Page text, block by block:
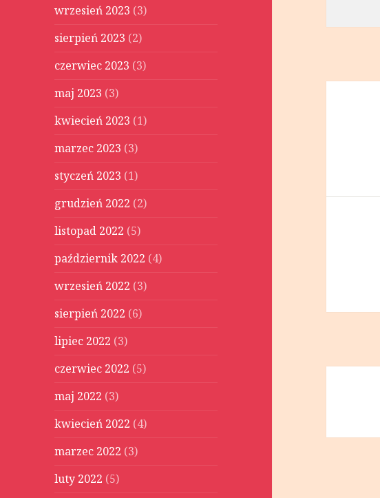
wrzesień 2023 (3)
sierpień 2023 (2)
czerwiec 2023 (3)
maj 2023 (3)
kwiecień 2023 (1)
marzec 2023 (3)
styczeń 2023 (1)
grudzień 2022 (2)
listopad 2022 (5)
październik 2022 (4)
wrzesień 2022 (3)
sierpień 2022 (6)
lipiec 2022 (3)
czerwiec 2022 (5)
maj 2022 (3)
kwiecień 2022 (4)
marzec 2022 (3)
luty 2022 (5)